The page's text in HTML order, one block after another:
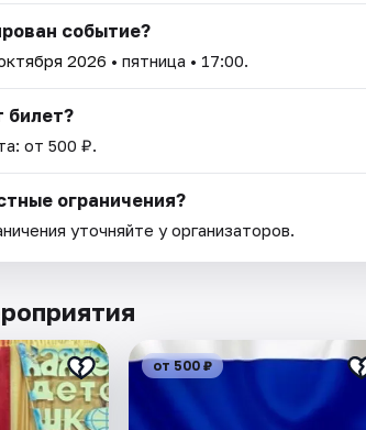
событие?
2026 • пятница • 17:00.
билет?
от 500 ₽.
ограничения?
уточняйте у организаторов.
от 500 ₽